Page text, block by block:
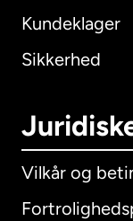
Kundeklager
Sikkerhed
Vilkår og